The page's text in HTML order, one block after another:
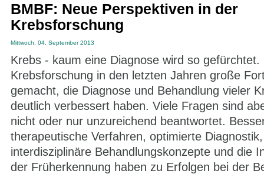
BMBF: Neue Perspektiven in der
Krebsforschung
Mittwoch, 04. September 2013
Krebs - kaum eine Diagnose wird so gefürchtet.
Krebsforschung in den letzten Jahren große
gemacht, die Diagnose und Behandlung vieler
deutlich verbessert haben. Viele Fragen sind
nicht oder nur unzureichend beantwortet.
therapeutische Verfahren, optimierte
interdisziplinäre Behandlungskonzepte und die
der Früherkennung haben zu Erfolgen bei der